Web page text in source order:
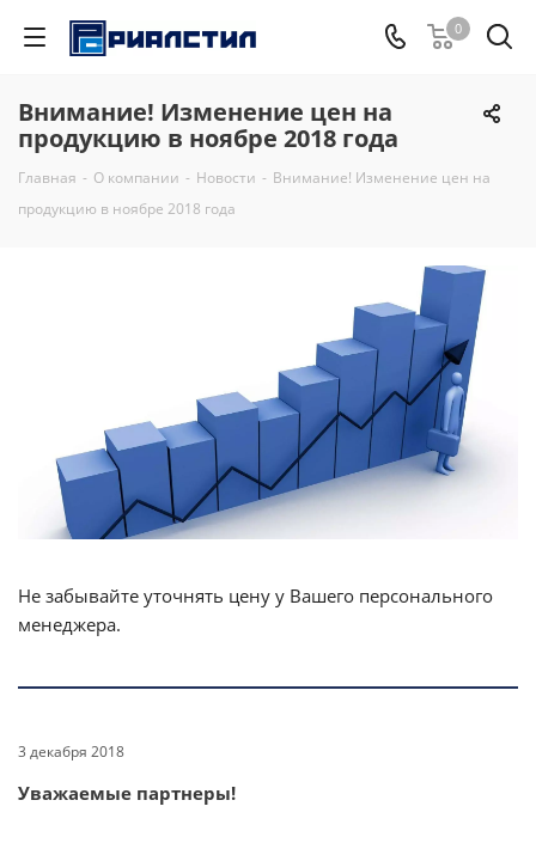
0
Внимание! Изменение цен на
продукцию в ноябре 2018 года
Главная - О компании - Новости - Внимание! Изменение цен на
продукцию в ноябре 2018 года
Не забывайте уточнять цену у Вашего персонального
менеджера.
3 декабря 2018
Уважаемые партнеры!